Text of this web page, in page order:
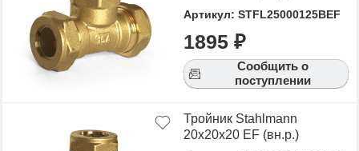
Артикул: STFL25000125BEF
1895 ₽
Сообщить о
поступлении
Тройник Stahlmann
20х20х20 EF (вн.р.)